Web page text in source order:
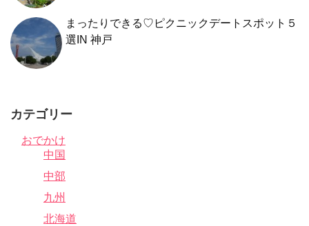
まったりできる♡ピクニックデートスポット５
選IN 神戸
カテゴリー
おでかけ
中国
中部
九州
北海道